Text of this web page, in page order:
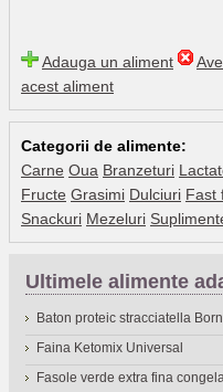
Adauga un aliment
acest aliment
Categorii de alimente:
Carne Oua Branzeturi
Fructe Grasimi Dulciuri Fast
Snackuri Mezeluri
Ultimele alimente
Baton proteic stracciatella
Faina Ketomix Universal
Fasole verde extra fina